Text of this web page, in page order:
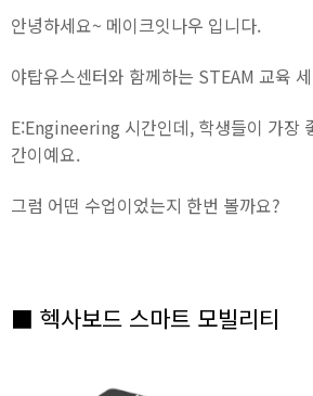
안녕하세요~ 메이크잇나우 입니다.
야탑유스센터와 함께하는 STEAM 교육
E:Engineering 시간인데, 학생들이 가장
간이예요.
그럼 어떤 수업이었는지 한번 볼까요?
■ 헥사보드 스마트 모빌리티